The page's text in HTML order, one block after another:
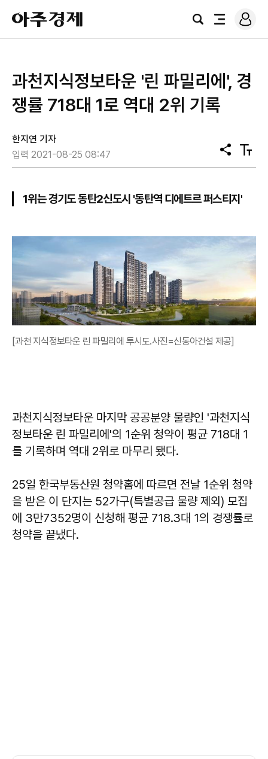
아
주
경
검
전
로
그
과천지식정보타운 '린 파밀리에', 경
쟁률 718대 1로 역대 2위 기록
한지연 기자
입력 2021-08-25 08:47
공
유
텍
스
1위는 경기도 동탄2신도시 '동탄역 디에트르 퍼스티지'
[과천 지식정보타운 린 파밀리에 투시도.사진=신동아건설 제공]
과천지식정보타운 마지막 공공분양 물량인 '과천지식
정보타운 린 파밀리에'의 1순위 청약이 평균 718대 1
를 기록하며 역대 2위로 마무리 됐다.
25일 한국부동산원 청약홈에 따르면 전날 1순위 청약
을 받은 이 단지는 52가구(특별공급 물량 제외) 모집
에 3만7352명이 신청해 평균 718.3대 1의 경쟁률로
청약을 끝냈다.